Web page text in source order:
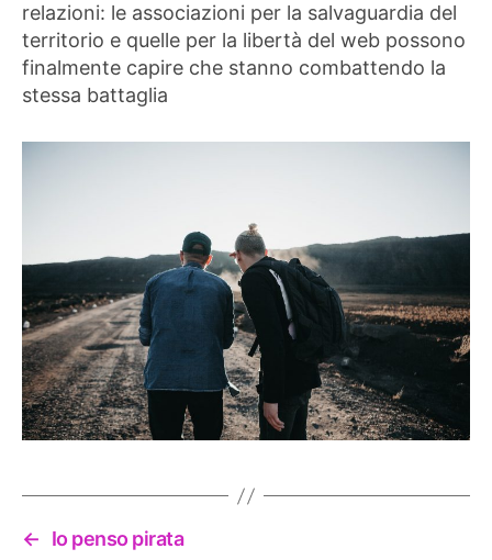
relazioni: le associazioni per la salvaguardia del
territorio e quelle per la libertà del web possono
finalmente capire che stanno combattendo la
stessa battaglia
←
Io penso pirata